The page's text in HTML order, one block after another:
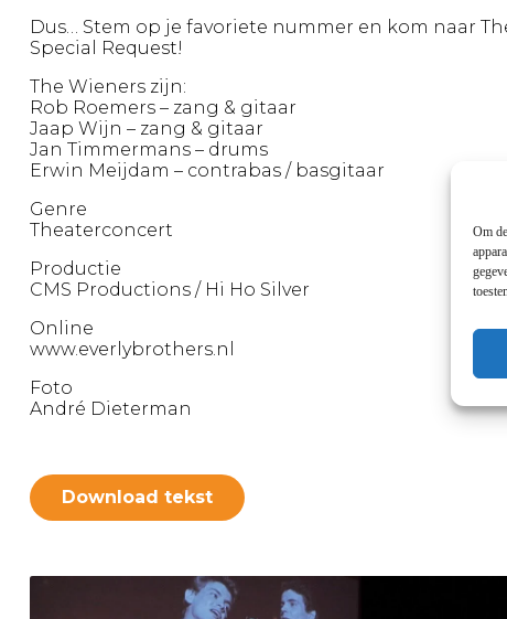
Om
Dus… Stem op je favoriete nummer en kom naar
Special Request!
The Wieners zijn:
Rob Roemers – zang & gitaar
Jaap Wijn – zang & gitaar
Jan Timmermans – drums
Erwin Meijdam – contrabas / basgitaar
Genre
Theaterconcert
Productie
CMS Productions / Hi Ho Silver
Online
www.everlybrothers.nl
Foto
André Dieterman
Download tekst